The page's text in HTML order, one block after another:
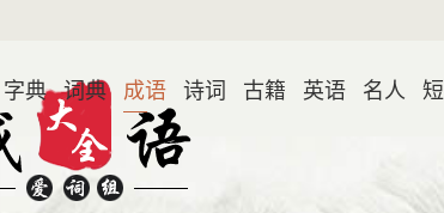
字典 词典 成语 诗词 古籍 英语 名人